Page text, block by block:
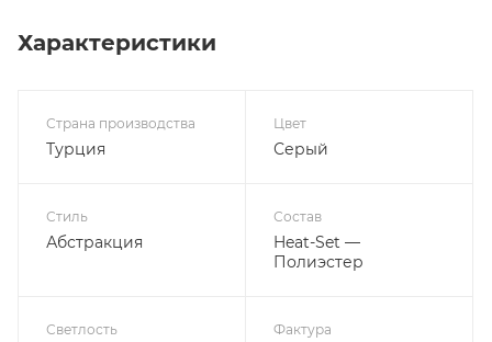
Характеристики
Страна производства
Турция
Цвет
Серый
Стиль
Абстракция
Состав
Heat-Set —
Полиэстер
Светлость Фактура